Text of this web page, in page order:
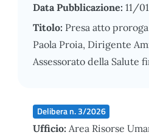
Data Pubblicazione: 11/
Titolo: Presa atto
Paola Proia, Dirigente
Assessorato della Salute
Delibera n. 3/2026
Ufficio: Area Risorse